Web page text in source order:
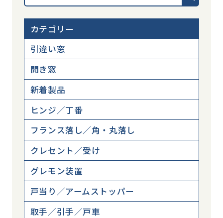
カテゴリー
引違い窓
開き窓
新着製品
ヒンジ／丁番
フランス落し／角・丸落し
クレセント／受け
グレモン装置
戸当り／アームストッパー
取手／引手／戸車